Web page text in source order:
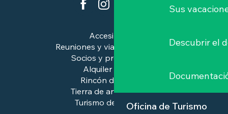
Sus
Descubrir el
Oficina de Turismo
Accesibilidad
Reuniones y viajes de negocios
Socios y profesionales
Alquiler de salas
Rincón de prensa
Tierra de arte e historia
Turismo de calidad™.